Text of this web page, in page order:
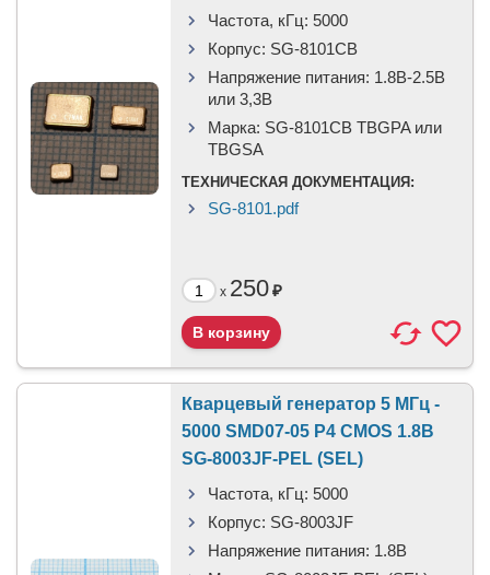
Частота, кГц: 5000
Корпус: SG-8101CB
Напряжение питания: 1.8В-2.5B
или 3,3B
Марка: SG-8101CB TBGPA или
TBGSA
ТЕХНИЧЕСКАЯ ДОКУМЕНТАЦИЯ:
SG-8101.pdf
x 250₽
Кварцевый генератор 5 МГц -
5000 SMD07-05 P4 CMOS 1.8В
SG-8003JF-PEL (SEL)
Частота, кГц: 5000
Корпус: SG-8003JF
Напряжение питания: 1.8В